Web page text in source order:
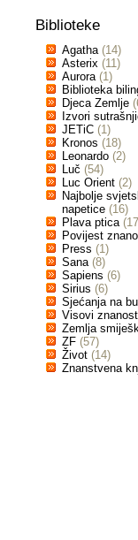
Biblioteke
Agatha (14)
Asterix (11)
Aurora (1)
Biblioteka
Djeca Zemlje
Izvori
JETiC (1)
Kronos (18)
Leonardo (2)
Luč (54)
Luc Orient (2)
Najbolje
napetice (16)
Plava ptica
Povijest
Press (1)
Sana (8)
Sapiens (6)
Sirius (6)
Sjećanja na
Visovi
Zemlja
ZF (57)
Život (14)
Znanstvena